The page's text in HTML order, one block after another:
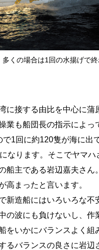
くの場合は1回の水揚げで終
接する由比を中心に蒲
業も船団長の指示によ
1回に約120隻が海に出
なります。そこでヤマ
主である岩辺嘉夫さん
高まったと言います。
造船にはいろいろな不
の波にも負けないし、作
いかにバランスよく組
るバランスの良さに岩辺